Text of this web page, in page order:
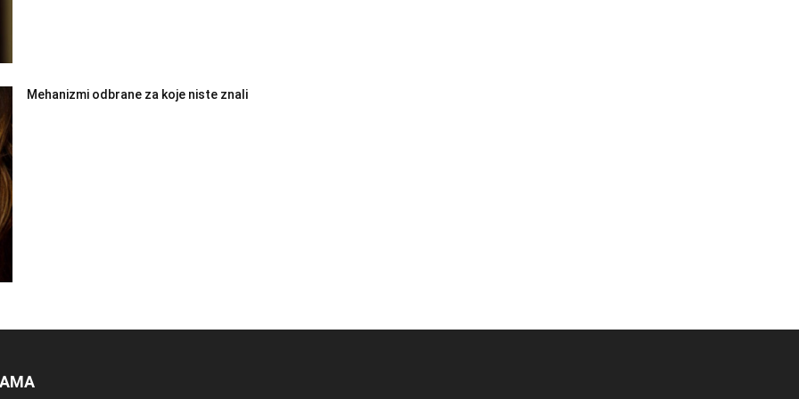
Mehanizmi odbrane za koje niste znali